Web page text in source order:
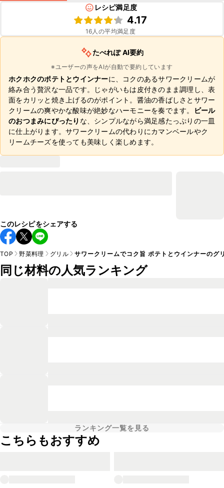
レシピ満足度
4.17
16人の平均満足度
たべれぽ AI要約
※ユーザーの声をAIが自動で要約しています
ホクホクのポテトとウインナーに、コクのあるサワークリームが
絡み合う贅沢な一品です。じゃがいもは皮付きのまま調理し、表
面をカリッと焼き上げるのがポイント。醤油の香ばしさとサワー
クリームの爽やかな酸味が絶妙なハーモニーを奏でます。
ビール
のおつまみにぴったり な、シンプルながら満足感たっぷりの一皿
に仕上がります。サワークリームの代わりにカマンベールやク
リームチーズを使っても美味しく楽しめます。
このレシピをシェアする
TOP 野菜料理 グリル サワークリームでコク旨 ポテトとウインナーのグ
同じ材料の人気ランキング
ランキング一覧を見る
こちらもおすすめ